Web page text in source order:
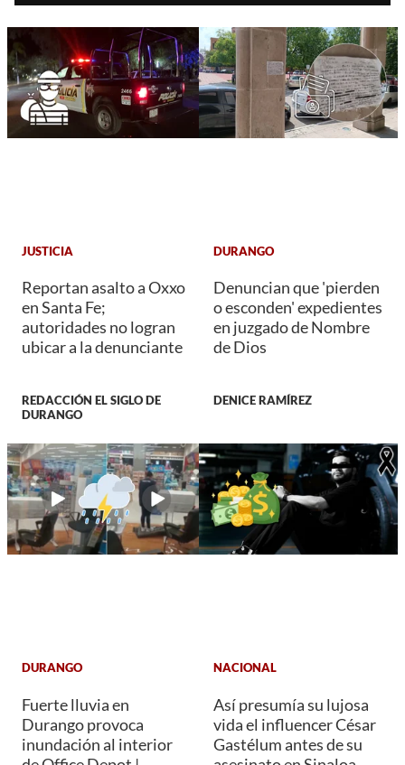
JUSTICIA
Reportan asalto a Oxxo
en Santa Fe;
autoridades no logran
ubicar a la denunciante
REDACCIÓN EL SIGLO DE
DURANGO
DURANGO
Denuncian que 'pierden
o esconden' expedientes
en juzgado de Nombre
de Dios
DENICE RAMÍREZ
DURANGO
Fuerte lluvia en
Durango provoca
inundación al interior
NACIONAL
Así presumía su lujosa
vida el influencer César
Gastélum antes de su